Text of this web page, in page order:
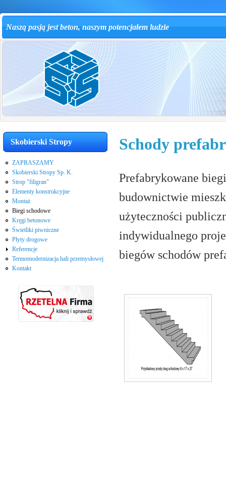
Naszą pasją jest beton, naszym potencjałem ludzie
Schody
Prefabrykowane
budownictwie
użyteczności
indywidualnego
biegów schodów
Skobierski Stropy
ZAPRASZAMY
Skobierski Stropy Sp. K.
Strop "filigran"
Elementy konstrukcyjne
Montaż
Biegi schodowe
Kręgi betonowe
Świetliki piwniczne
Płyty drogowe
Referencje
Termomodernizacja hali przemysłowej
Kontakt